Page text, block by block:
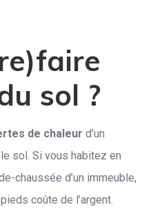
sol ?
de chaleur d’un
sol. Si vous habitez en
chaussée d’un immeuble,
coûte de l’argent.